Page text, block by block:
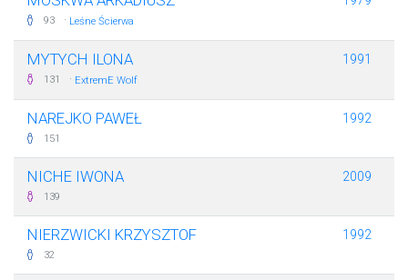
93 · Leśne Ścierwa
MYTYCH ILONA
131 · ExtremE Wolf
1991
NAREJKO PAWEŁ
151
1992
NICHE IWONA
139
2009
NIERZWICKI KRZYSZTOF
32
1992